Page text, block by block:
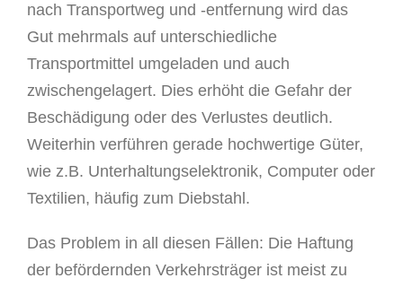
nach Transportweg und -entfernung wird das
Gut mehrmals auf unterschiedliche
Transportmittel umgeladen und auch
zwischengelagert. Dies erhöht die Gefahr der
Beschädigung oder des Verlustes deutlich.
Weiterhin verführen gerade hochwertige Güter,
wie z.B. Unterhaltungselektronik, Computer oder
Textilien, häufig zum Diebstahl.
Das Problem in all diesen Fällen: Die Haftung
der befördernden Verkehrsträger ist meist zu